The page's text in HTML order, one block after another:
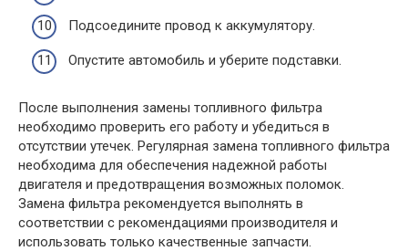
Подсоедините провод к аккумулятору.
Опустите автомобиль и уберите подставки.
После выполнения замены топливного фильтра
необходимо проверить его работу и убедиться в
отсутствии утечек. Регулярная замена топливного фильтра
необходима для обеспечения надежной работы
двигателя и предотвращения возможных поломок.
Замена фильтра рекомендуется выполнять в
соответствии с рекомендациями производителя и
использовать только качественные запчасти.